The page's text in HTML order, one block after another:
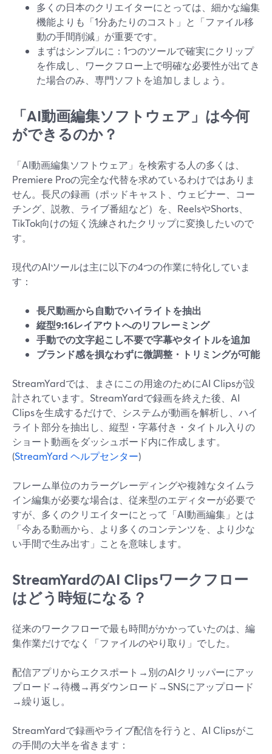
多くの日本のクリエイターにとっては、細かな編集
機能よりも「1分あたりのコスト」と「ファイル移
動の手間削減」が重要です。
まずはシンプルに：1つのツールで確実にクリップ
を作成し、ワークフロー上で明確な必要性が出てき
た場合のみ、専門ソフトを追加しましょう。
「AI動画編集ソフトウェア」は今何
ができるのか？
「AI動画編集ソフトウェア」を検索する人の多くは、
Premiere Proの完全な代替を求めているわけではありま
せん。長尺の録画（ポッドキャスト、ウェビナー、コー
チング、説教、ライブ番組など）を、ReelsやShorts、
TikTok向けの短く洗練されたクリップに変換したいので
す。
現代のAIツールは主に以下の4つの作業に特化していま
す：
長尺動画から自動でハイライトを抽出
縦型9:16レイアウトへのリフレーミング
手動での文字起こし不要で字幕やタイトルを追加
ブランド感を損なわずに微調整・トリミングが可能
StreamYardでは、まさにこの用途のためにAI Clipsが設
計されています。StreamYardで録画を終えた後、AI
Clipsを生成するだけで、システムが動画を解析し、ハイ
ライト部分を抽出し、縦型・字幕付き・タイトル入りの
ショート動画をダッシュボード内に作成します。
(StreamYard ヘルプセンター)
フレーム単位のカラーグレーディングや複雑なタイムラ
イン編集が必要な場合は、従来型のエディターが必要で
すが、多くのクリエイターにとって「AI動画編集」とは
「今ある動画から、より多くのコンテンツを、より少な
い手間で生み出す」ことを意味します。
StreamYardのAI Clipsワークフロー
はどう時短になる？
従来のワークフローで最も時間がかかっていたのは、編
集作業だけでなく「ファイルのやり取り」でした。
配信アプリからエクスポート→別のAIクリッパーにアッ
プロード→待機→再ダウンロード→SNSにアップロード
→繰り返し。
StreamYardで録画やライブ配信を行うと、AI Clipsがこ
の手間の大半を省きます：